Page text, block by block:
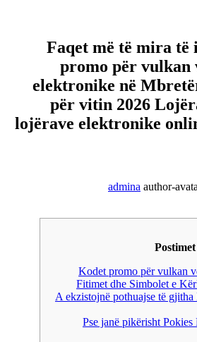
Faqet më të mira
promo për vulkan
elektronike në
për vitin 2026
lojërave elektronike
admina
Postimet
Kodet promo për vulkan
Fitimet dhe Simbolet e
) A ekzistojnë pothuajse të
Pse janë pikërisht